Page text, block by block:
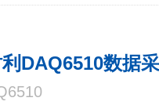
DAQ6510数据